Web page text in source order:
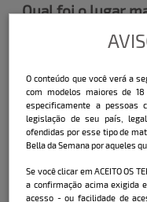
Qual foi o lugar
Já havia posado
Não, foi minha
Sexo pela porta
Não gosto
O conteúdo que você verá a
com modelos maiores de
especificamente a pessoas
legislação de seu país,
ofendidas por esse tipo de
Bella da Semana por aqueles
Se você clicar em ACEITO OS
a confirmação acima exigida
acesso - ou facilidade de